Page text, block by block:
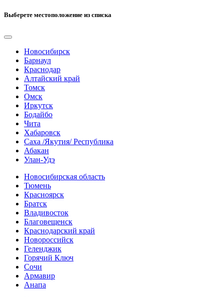
Выберете местоположение из списка
Новосибирск
Барнаул
Краснодар
Алтайский край
Томск
Омск
Иркутск
Бодайбо
Чита
Хабаровск
Саха /Якутия/ Республика
Абакан
Улан-Удэ
Новосибирская область
Тюмень
Красноярск
Братск
Владивосток
Благовещенск
Краснодарский край
Новороссийск
Геленджик
Горячий Ключ
Сочи
Армавир
Анапа